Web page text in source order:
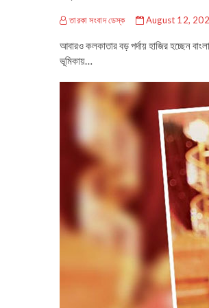
তারকা সংবাদ ডেস্ক August 12,
আবারও কলকাতার বড় পর্দায় হাজির হচ্ছেন
ভূমিকায়…